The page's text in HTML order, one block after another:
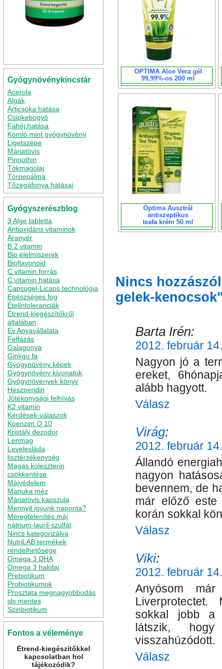
Gyógynövénykincstár
Acerola
Algák
Articsóka hatása
Csipkebogyó
Fahéj hatása
Komló mint gyógynövény
Ligetszépe
Máriatövis
Pinnothin
Tökmagolaj
Törpepálma
Tőzegáfonya hatásai
Gyógyszerészblog
3 Alge tabletta
Antioxidáns vitaminok
Aranyér
B 2 vitamin
Bio élelmiszerek
Bioflavonoid
C vitamin forrás
C vitamin hatása
Capsugel-Licaps technológia
Egészséges fog
Ételintoleranciák
Étrend-kiegészítőkről
általában
Év Anyavállalata
Felfázás
Galagonya
Ginkgo fa
Gyógynövény képek
Gyógynövény kivonatok
Gyógynövények könyv
Heszperidin
Jótékonysági felhívás
K2 vitamin
Kérdések-válaszok
Koenzim Q 10
Kristály dezodor
Lenmag
Levelesláda
lisztérzékenység
Magas koleszterin
csökkentése
Májvédelem
Manuka méz
Máriatövis kapszula
Mennyit igyunk naponta?
Méregtelenítés máj
nátrium-lauril-szulfát
Nincs kategorizálva
NutriLAB termékek
rendelhetősége
Omega 3 DHA
Omega 3 halolaj
Prebiotikum
Probiotikumok
Prosztata megnagyobbodás
sls mentes
Szinbiotikum
Fontos a véleménye
Étrend-kiegészítőkkel
kapcsolatban hol
tájékozódik?
OPTIMA Aloe Vera gél
99,99%-os 200 ml
Optima Ausztrál
antiszeptikus
teafa krém 50 ml
Nincs
gelek-
Barta Irén:
2012. február
Nagyon jó a
ereket,
alább hagyott.
Válasz
Virág:
2012. február
Állandó
nagyon
bevennem, de
már előző
korán sokkal
Válasz
Viki:
2012. február
Anyósom
Liverprotectet.
sokkal jobb a
látszik,
visszahúzódott.
Válasz